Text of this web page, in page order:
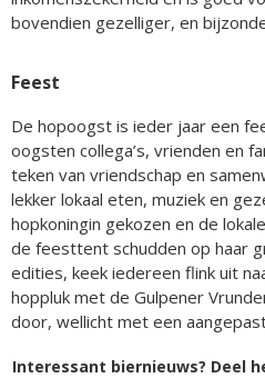
bovendien gezelliger, en
Feest
De hopoogst is ieder jaar een
oogsten collega’s, vrienden en
teken van vriendschap en
lekker lokaal eten, muziek en
hopkoningin gekozen en de
de feesttent schudden op haar
edities, keek iedereen flink uit
hoppluk met de Gulpener
door, wellicht met een
Interessant biernieuws? Deel